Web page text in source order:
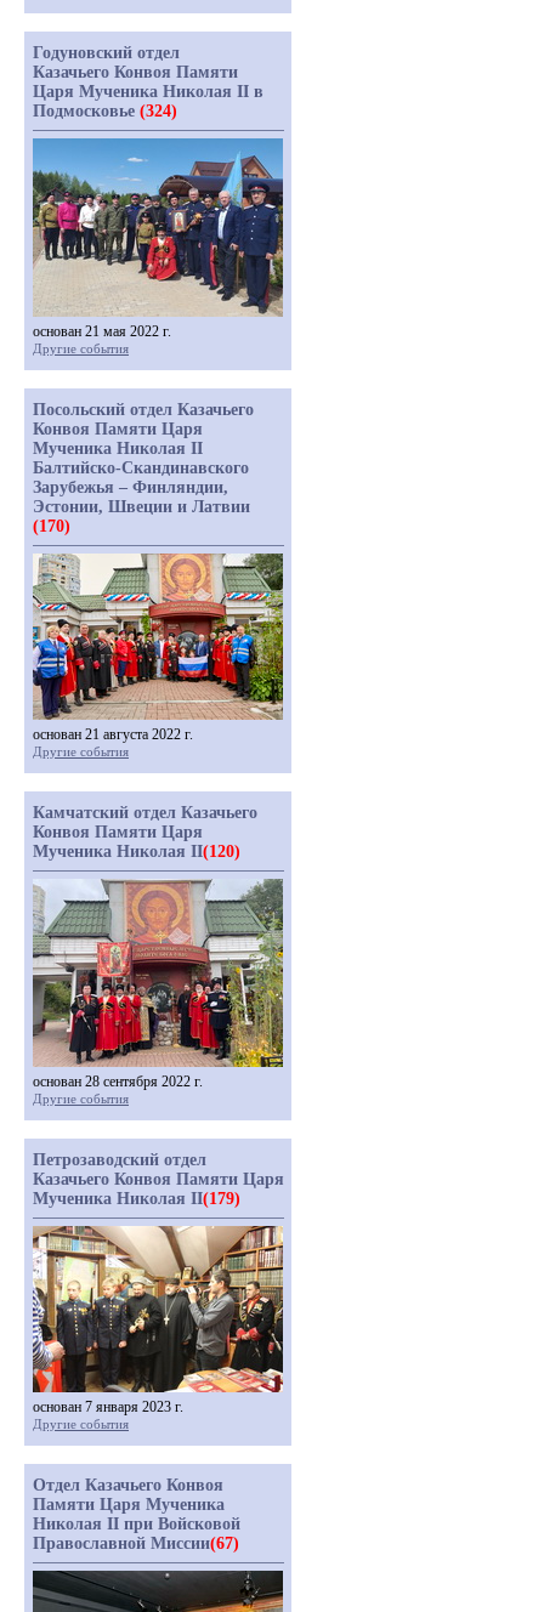
Годуновский отдел
Казачьего Конвоя Памяти
Царя Мученика Николая II в
Подмосковье (324)
основан 21 мая 2022 г.
Другие события
Посольский отдел Казачьего
Конвоя Памяти Царя
Мученика Николая II
Балтийско-Скандинавского
Зарубежья – Финляндии,
Эстонии, Швеции и Латвии
(170)
основан 21 августа 2022 г.
Другие события
Камчатский отдел Казачьего
Конвоя Памяти Царя
Мученика Николая II(120)
основан 28 сентября 2022 г.
Другие события
Петрозаводский отдел
Казачьего Конвоя Памяти Царя
Мученика Николая II(179)
основан 7 января 2023 г.
Другие события
Отдел Казачьего Конвоя
Памяти Царя Мученика
Николая II при Войсковой
Православной Миссии(67)